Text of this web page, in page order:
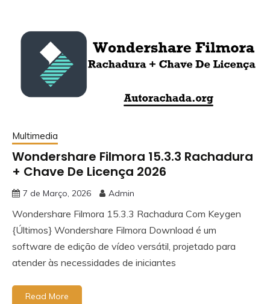
Multimedia
Wondershare Filmora 15.3.3 Rachadura
+ Chave De Licença 2026
7 de Março, 2026 Admin
Wondershare Filmora 15.3.3 Rachadura Com Keygen
{Últimos} Wondershare Filmora Download é um
software de edição de vídeo versátil, projetado para
atender às necessidades de iniciantes
Read More